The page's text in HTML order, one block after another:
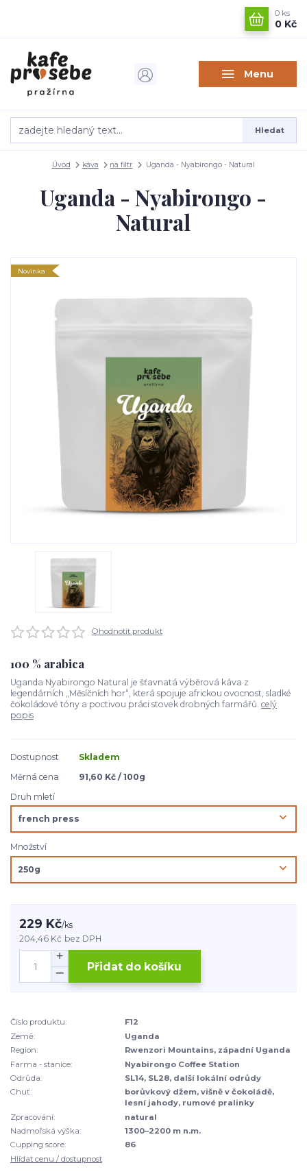
Menu
Hledat
0 ks
0 Kč
Úvod káva na filtr Uganda - Nyabirongo - Natural
Uganda - Nyabirongo -
Natural
Novinka
Ohodnotit produkt
100 % arabica
Uganda Nyabirongo Natural je šťavnatá výběrová káva z
legendárních „Měsíčních hor“, která spojuje africkou ovocnost, sladké
čokoládové tóny a poctivou práci stovek drobných farmářů. celý
popis
Dostupnost
Skladem
Měrná cena
91,60 Kč / 100g
Druh mletí
Množství
229 Kč/ks
204,46 Kč bez DPH
Přidat do košíku
Číslo produktu:
F12
Země:
Uganda
Region:
Rwenzori Mountains, západní Uganda
Farma - stanice:
Nyabirongo Coffee Station
Odrůda:
SL14, SL28, další lokální odrůdy
Chuť:
borůvkový džem, višně v čokoládě,
lesní jahody, rumové pralinky
Zpracování:
natural
Nadmořská výška:
1300–2200 m n.m.
Cupping score:
86
Hlídat cenu / dostupnost